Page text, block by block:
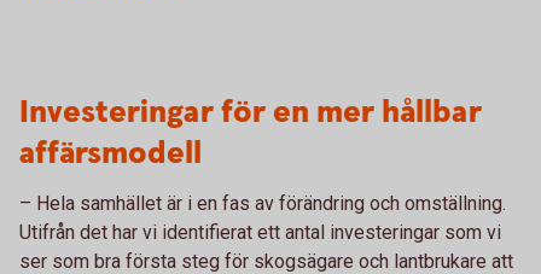
Investeringar för en mer hållbar
affärsmodell
– Hela samhället är i en fas av förändring och omställning.
Utifrån det har vi identifierat ett antal investeringar som vi
ser som bra första steg för skogsägare och lantbrukare att